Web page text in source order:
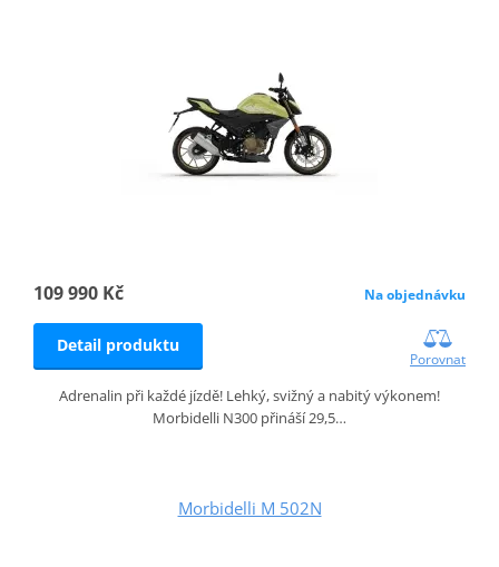
109 990 Kč Na objednávku
Detail produktu
Porovnat
Adrenalin při každé jízdě! Lehký, svižný a nabitý výkonem!
Morbidelli N300 přináší 29,5…
Morbidelli M 502N